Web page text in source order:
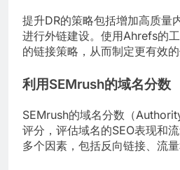
提升DR的策略包括增加高质量
进行外链建设。使用Ahrefs的
的链接策略，从而制定更有效的
利用SEMrush的域名分数
SEMrush的域名分数（
评分，评估域名的SEO表现和
多个因素，包括反向链接、流量